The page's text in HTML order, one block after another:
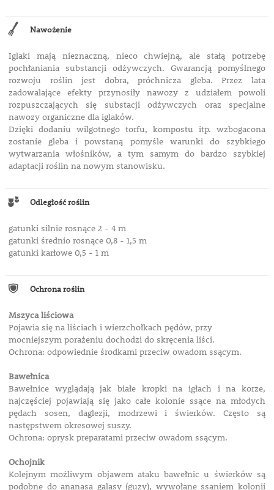
Nawożenie
Iglaki mają nieznaczną, nieco chwiejną, ale stałą potrzebę
pochłaniania substancji odżywczych. Gwarancją pomyślnego
rozwoju roślin jest dobra, próchnicza gleba. Przez lata
zadowalające efekty przynosiły nawozy z udziałem powoli
rozpuszczających się substacji odżywczych oraz specjalne
nawozy organiczne dla iglaków.
Dzięki dodaniu wilgotnego torfu, kompostu itp. wzbogacona
zostanie gleba i powstaną pomyśle warunki do szybkiego
wytwarzania włośników, a tym samym do bardzo szybkiej
adaptacji roślin na nowym stanowisku.
Odległość roślin
gatunki silnie rosnące 2 - 4 m
gatunki średnio rosnące 0,8 - 1,5 m
gatunki karłowe 0,5 - 1 m
Ochrona roślin
Mszyca liściowa
Pojawia się na liściach i wierzchołkach pędów, przy
mocniejszym porażeniu dochodzi do skręcenia liści.
Ochrona: odpowiednie środkami przeciw owadom ssącym.
Bawełnica
Bawełnice wyglądają jak białe kropki na igłach i na korze,
najczęściej pojawiają się jako całe kolonie ssące na młodych
pędach sosen, daglezji, modrzewi i świerków. Często są
następstwem okresowej suszy.
Ochrona: oprysk preparatami przeciw owadom ssącym.
Ochojnik
Kolejnym możliwym objawem ataku bawełnic u świerków są
podobne do ananasa galasy (guzy), wywołane ssaniem kolonii